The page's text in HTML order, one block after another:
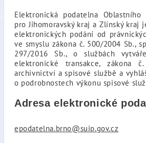
Elektronická podatelna Oblastního
pro Jihomoravský kraj a Zlínský kraj
elektronických podání od
ve smyslu zákona č. 500/2004 Sb.,
297/2016 Sb., o službách
elektronické transakce, zákona
archivnictví a spisové službě a
o podrobnostech výkonu spisové
Adresa elektronické
epodatelna.brno@suip.gov.cz